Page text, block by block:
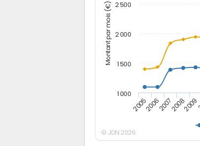
Montant par mois (€)
20052006200720082009
1 000
1 500
2 000
2 500
© JDN 2026